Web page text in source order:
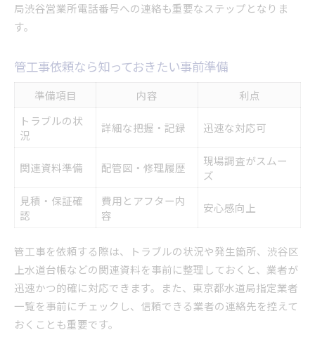
局渋谷営業所電話番号への連絡も重要なステップとなりま
す。
管工事依頼なら知っておきたい事前準備
準備項目 内容
利点
トラブルの状
況
詳細な把握・記録 迅速な対応可
関連資料準備 配管図・修理履歴
現場調査がスムー
ズ
見積・保証確
認
費用とアフター内
容
安心感向上
管工事を依頼する際は、トラブルの状況や発生箇所、渋谷区
上水道台帳などの関連資料を事前に整理しておくと、業者が
迅速かつ的確に対応できます。また、東京都水道局指定業者
一覧を事前にチェックし、信頼できる業者の連絡先を控えて
おくことも重要です。